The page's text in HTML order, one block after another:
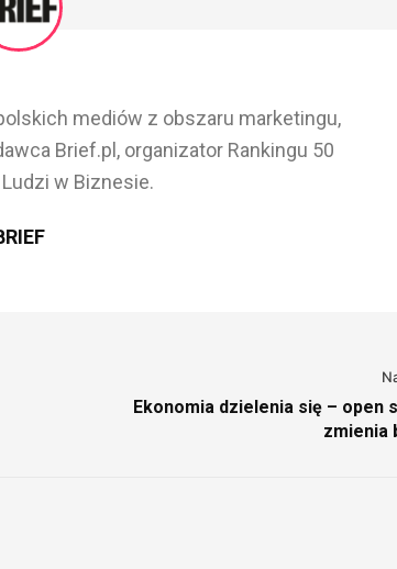
mediów z obszaru marketingu,
Brief.pl, organizator Rankingu 50
w Biznesie.
Ekonomia dzielenia się – open
zmienia